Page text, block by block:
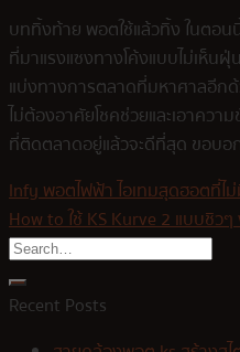
บททิ้งท้าย พอตใช้แล้วทิ้ง ในตอน
ที่มาแรงแซงทางโค้งแบบไม่เห็น
แบ่งทางการตลาดที่มหาศาลอีก
ไม่ต้องอาศัยโชคช่วยและเอาควา
ที่ติดตลาดอยู่แล้วจะดีที่สุด ขอบอก
Infy พอตไฟฟ้า ไอเทมสุดฮอตที่ไ
How to ใช้ KS Kurve 2 แบบชิว
Recent Posts